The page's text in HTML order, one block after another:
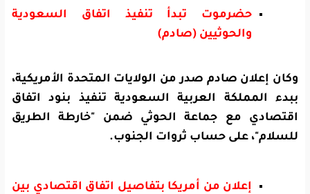
حضرموت تبدأ تنفيذ اتفاق السعودية
والحوثيين (صادم)
وكان إعلان صادم صدر من الولايات المتحدة الأمريكية،
ببدء المملكة العربية السعودية تنفيذ بنود اتفاق
اقتصادي مع جماعة الحوثي ضمن "خارطة الطريق
للسلام"، على حساب ثروات الجنوب.
إعلان من أمريكا بتفاصيل اتفاق اقتصادي بين